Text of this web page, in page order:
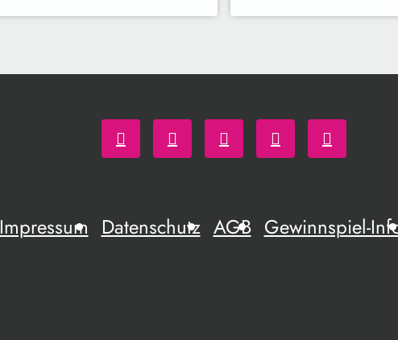
Impressum Datenschutz AGB Gewinnspiel-